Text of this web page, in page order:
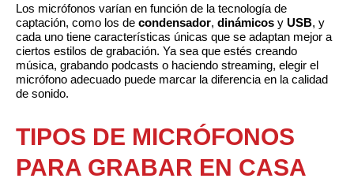
Los micrófonos varían en función de la tecnología de
captación, como los de condensador, dinámicos y USB, y
cada uno tiene características únicas que se adaptan mejor a
ciertos estilos de grabación. Ya sea que estés creando
música, grabando podcasts o haciendo streaming, elegir el
micrófono adecuado puede marcar la diferencia en la calidad
de sonido.
TIPOS DE MICRÓFONOS
PARA GRABAR EN CASA